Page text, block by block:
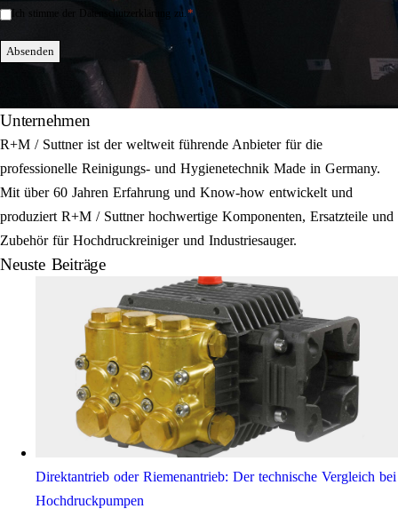
Einwilligung
Ich stimme der Datenschutzerklärung zu.*
Absenden
Unternehmen
R+M / Suttner ist der weltweit führende Anbieter für die
professionelle Reinigungs- und Hygienetechnik Made in Germany.
Mit über 60 Jahren Erfahrung und Know-how entwickelt und
produziert R+M / Suttner hochwertige Komponenten, Ersatzteile und
Zubehör für Hochdruckreiniger und Industriesauger.
Neuste Beiträge
Direktantrieb oder Riemenantrieb: Der technische Vergleich bei
Hochdruckpumpen